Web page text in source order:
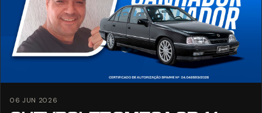
06 JUN 2026